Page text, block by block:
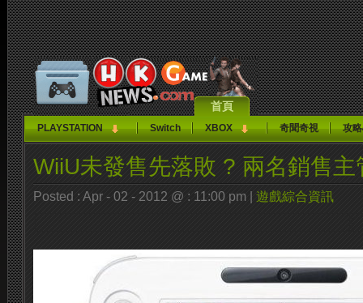
首頁
PLAYSTATION Switch XBOX 奇聞奇視 攻
WiiU未發售先落敗 ? 兩名銷售主
Posted : Apr - 02 - 2012 @ : 11:00 pm | 遊戲綜合資訊